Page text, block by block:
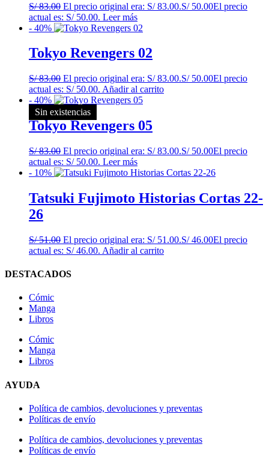
S/83.00 El precio original era: S/ 83.00.S/50.00El precio
actual es: S/ 50.00. Leer más
- 40%
Tokyo Revengers 02
S/83.00 El precio original era: S/ 83.00.S/50.00El precio
actual es: S/ 50.00. Añadir al carrito
- 40%
Tokyo Revengers 05
S/83.00 El precio original era: S/ 83.00.S/50.00El precio
actual es: S/ 50.00.
Sin existencias
Leer más
- 10%
Tatsuki Fujimoto Historias Cortas 22-
26
S/51.00 El precio original era: S/ 51.00.S/46.00El precio
actual es: S/ 46.00. Añadir al carrito
DESTACADOS
Cómic
Manga
Libros
Cómic
Manga
Libros
AYUDA
Política de cambios, devoluciones y preventas
Políticas de envío
Política de cambios, devoluciones y preventas
Políticas de envío